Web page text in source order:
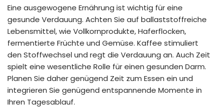
Eine ausgewogene Ernährung ist wichtig für eine
gesunde Verdauung. Achten Sie auf ballaststoffreiche
Lebensmittel, wie Vollkornprodukte, Haferflocken,
fermentierte Früchte und Gemüse. Kaffee stimuliert
den Stoffwechsel und regt die Verdauung an. Auch Zeit
spielt eine wesentliche Rolle für einen gesunden Darm.
Planen Sie daher genügend Zeit zum Essen ein und
integrieren Sie genügend entspannende Momente in
Ihren Tagesablauf.